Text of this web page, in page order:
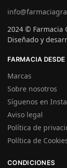
2024 © Farmacia
Diseñado y
FARMACIA
Marcas
Sobre nosotros
Síguenos en
Aviso legal
Política de
Política de
CONDICIONES